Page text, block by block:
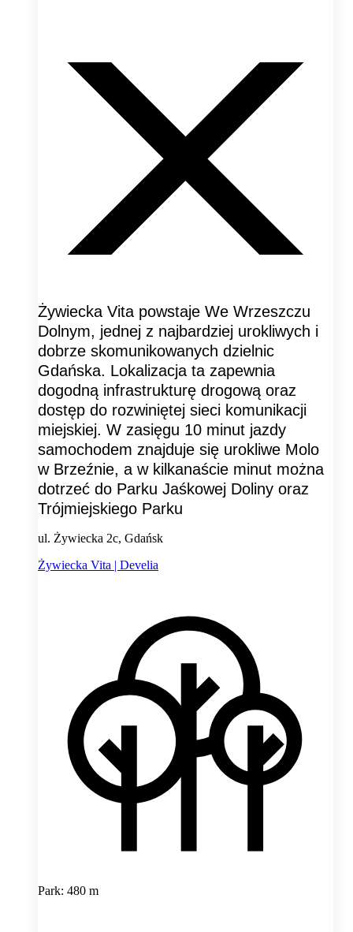
Żywiecka Vita powstaje We Wrzeszczu
Dolnym, jednej z najbardziej urokliwych i
dobrze skomunikowanych dzielnic
Gdańska. Lokalizacja ta zapewnia
dogodną infrastrukturę drogową oraz
dostęp do rozwiniętej sieci komunikacji
miejskiej. W zasięgu 10 minut jazdy
samochodem znajduje się urokliwe Molo
w Brzeźnie, a w kilkanaście minut można
dotrzeć do Parku Jaśkowej Doliny oraz
Trójmiejskiego Parku
ul. Żywiecka 2c, Gdańsk
Żywiecka Vita | Develia
Park: 480 m